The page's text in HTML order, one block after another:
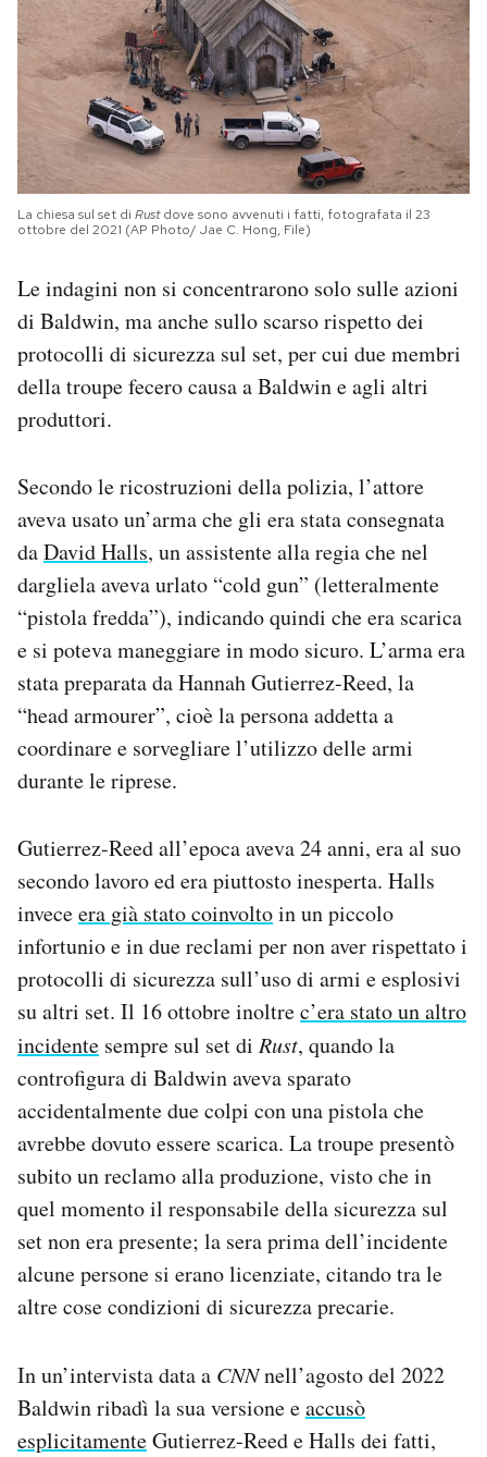
La chiesa sul set di Rustdove sono avvenuti i fatti, fotografata il 23
ottobre del 2021 (AP Photo/ Jae C. Hong, File)
Le indagini non si concentrarono solo sulle azioni
di Baldwin, ma anche sullo scarso rispetto dei
protocolli di sicurezza sul set, per cui due membri
della troupe fecero causa a Baldwin e agli altri
produttori.
Secondo le ricostruzioni della polizia, l’attore
aveva usato un’arma che gli era stata consegnata
daDavid Halls, un assistente alla regia che nel
dargliela aveva urlato “cold gun” (letteralmente
“pistola fredda”), indicando quindi che era scarica
e si poteva maneggiare in modo sicuro. L’arma era
stata preparata da Hannah Gutierrez-Reed, la
“head armourer”, cioè la persona addetta a
coordinare e sorvegliare l’utilizzo delle armi
durante le riprese.
Gutierrez-Reed all’epoca aveva 24 anni, era al suo
secondo lavoro ed era piuttosto inesperta. Halls
inveceera già stato coinvoltoin un piccolo
infortunio e in due reclami per non aver rispettato i
protocolli di sicurezza sull’uso di armi e esplosivi
su altri set. Il 16 ottobre inoltrec’era stato un altro
incidente sempre sul set di Rust, quando la
controfigura di Baldwin aveva sparato
accidentalmente due colpi con una pistola che
avrebbe dovuto essere scarica. La troupe presentò
subito un reclamo alla produzione, visto che in
quel momento il responsabile della sicurezza sul
set non era presente; la sera prima dell’incidente
alcune persone si erano licenziate, citando tra le
altre cose condizioni di sicurezza precarie.
In un’intervista data a CNNnell’agosto del 2022
Baldwin ribadì la sua versione eaccusò
esplicitamenteGutierrez-Reed e Halls dei fatti,